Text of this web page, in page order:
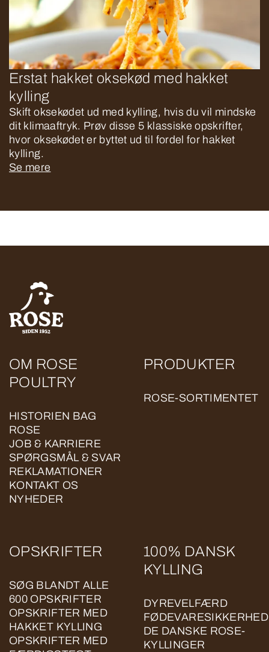
Erstat hakket oksekød med hakket
kylling
Skift oksekødet ud med kylling, hvis du vil mindske
dit klimaaftryk. Prøv disse 5 klassiske opskrifter,
hvor oksekødet er byttet ud til fordel for hakket
kylling.
Se mere
OM ROSE
POULTRY
HISTORIEN BAG
ROSE
JOB & KARRIERE
SPØRGSMÅL & SVAR
REKLAMATIONER
KONTAKT OS
NYHEDER
PRODUKTER
ROSE-SORTIMENTET
OPSKRIFTER
SØG BLANDT ALLE
600 OPSKRIFTER
OPSKRIFTER MED
HAKKET KYLLING
OPSKRIFTER MED
100% DANSK
KYLLING
DYREVELFÆRD
FØDEVARESIKKERHED
DE DANSKE ROSE-
KYLLINGER